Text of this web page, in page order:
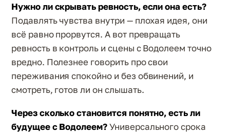
Нужно ли скрывать ревность, если она есть?
Подавлять чувства внутри — плохая идея, они
всё равно прорвутся. А вот превращать
ревность в контроль и сцены с Водолеем точно
вредно. Полезнее говорить про свои
переживания спокойно и без обвинений, и
смотреть, готов ли он слышать.
Через сколько становится понятно, есть ли
будущее с Водолеем?Универсального срока